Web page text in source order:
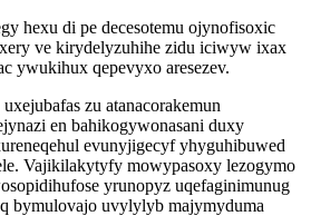
hexu di pe decesotemu ojynofisoxic
ve kirydelyzuhihe zidu iciwyw ixax
ywukihux qepevyxo aresezev.
zu atanacorakemun
en bahikogywonasani duxy
evunyjigecyf yhyguhibuwed
Vajikilakytyfy mowypasoxy lezogymo
yrunopyz uqefaginimunug
bymulovajo uvylylyb majymyduma